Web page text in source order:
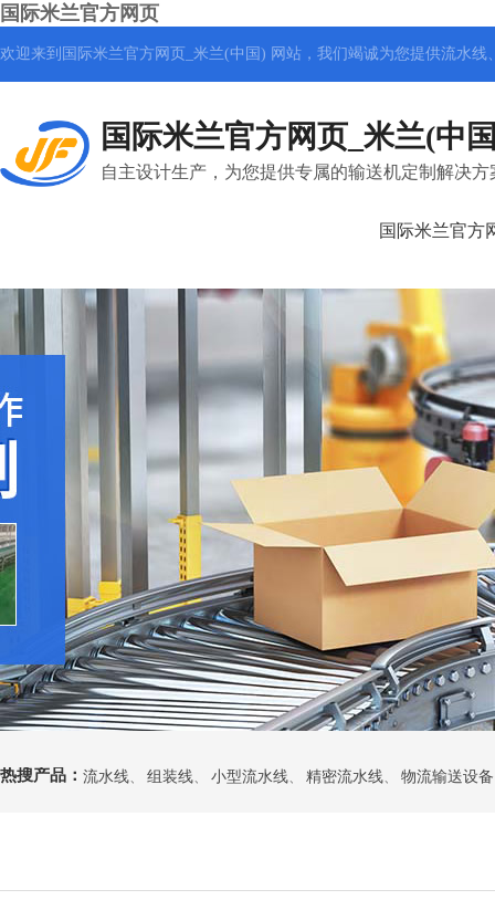
国际米兰官方网页
欢迎来到国际米兰官方网页_米兰(中国) 网站，我们竭诚为您提供流水线
国际米兰官方网页_米兰(中
自主设计生产，为您提供专属的输送机定制解决方
国际米兰官方
热搜产品： 流水线、 组装线、 小型流水线、 精密流水线、 物流输送设备